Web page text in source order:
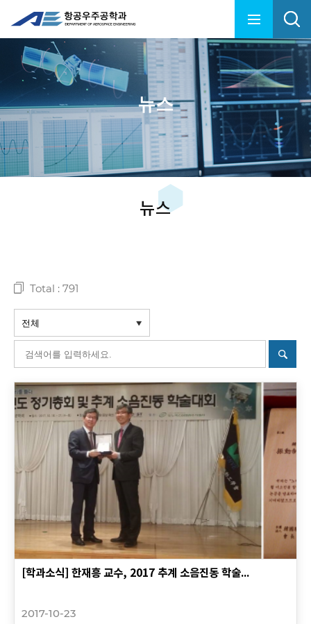
뉴스
뉴스
Total : 791
[학과소식] 한재흥 교수, 2017 추계 소음진동 학술...
2017-10-23